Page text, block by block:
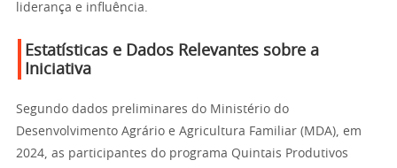
liderança e influência.
Estatísticas e Dados Relevantes sobre a
Iniciativa
Segundo dados preliminares do Ministério do
Desenvolvimento Agrário e Agricultura Familiar (MDA), em
2024, as participantes do programa Quintais Produtivos